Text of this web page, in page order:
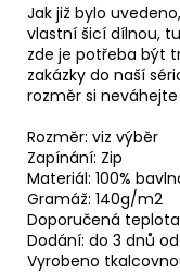
Jak již bylo
vlastní šicí dílnou,
zde je potřeba být
zakázky do naší
rozměr si
Rozměr: viz výběr
Zapínání: Zip
Materiál: 100%
Gramáž: 140g/m2
Doporučená
Dodání: do 3 dnů
Vyrobeno